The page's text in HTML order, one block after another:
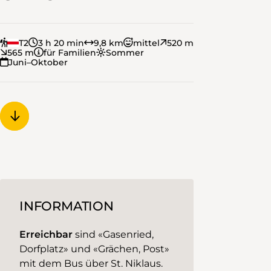
T2 3 h 20 min 9,8 km mittel
520 m
565 m
für Familien
Sommer
Juni–Oktober
INFORMATION
Erreichbar sind «Gasenried,
Dorfplatz» und «Grächen, Post»
mit dem Bus über St. Niklaus.